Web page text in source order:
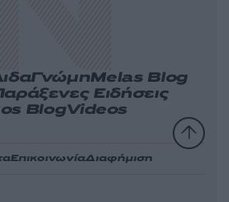
ΓνώμηMelas Blog
Ειδήσεις
BlogVideos
ΕπικοινωνίαΔιαφήμιση